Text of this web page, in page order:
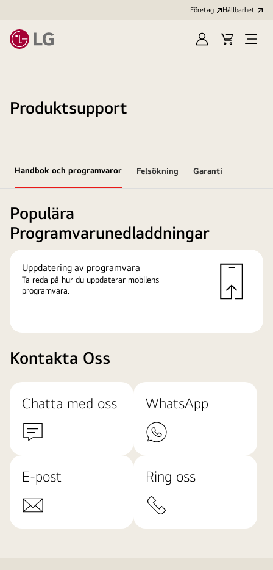
Företag Hållbarhet
LoggaKundvagn
Produktsupport
Handbok och programvaror Felsökning Garanti
Populära
Programvarunedladdningar
Uppdatering av programvara
Ta reda på hur du uppdaterar mobilens
programvara.
Kontakta Oss
Chatta med oss WhatsApp
E-post Ring oss